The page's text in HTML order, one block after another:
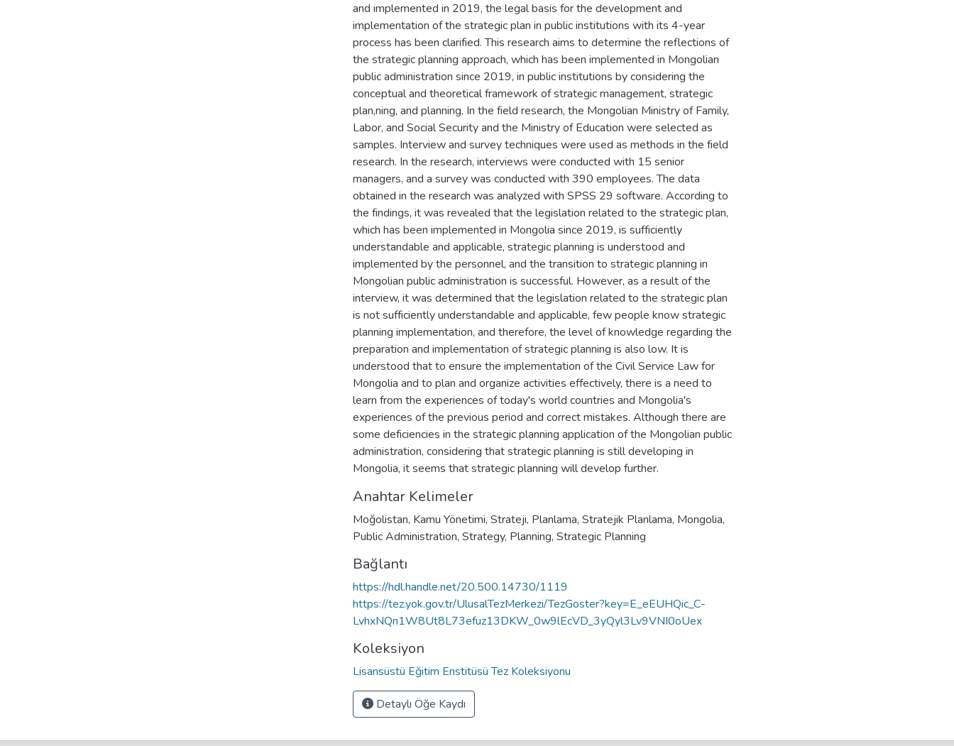
and implemented in 2019, the legal basis for the development and
implementation of the strategic plan in public institutions with its 4-year
process has been clarified. This research aims to determine the reflections of
the strategic planning approach, which has been implemented in Mongolian
public administration since 2019, in public institutions by considering the
conceptual and theoretical framework of strategic management, strategic
plan,ning, and planning. In the field research, the Mongolian Ministry of Family,
Labor, and Social Security and the Ministry of Education were selected as
samples. Interview and survey techniques were used as methods in the field
research. In the research, interviews were conducted with 15 senior
managers, and a survey was conducted with 390 employees. The data
obtained in the research was analyzed with SPSS 29 software. According to
the findings, it was revealed that the legislation related to the strategic plan,
which has been implemented in Mongolia since 2019, is sufficiently
understandable and applicable, strategic planning is understood and
implemented by the personnel, and the transition to strategic planning in
Mongolian public administration is successful. However, as a result of the
interview, it was determined that the legislation related to the strategic plan
is not sufficiently understandable and applicable, few people know strategic
planning implementation, and therefore, the level of knowledge regarding the
preparation and implementation of strategic planning is also low. It is
understood that to ensure the implementation of the Civil Service Law for
Mongolia and to plan and organize activities effectively, there is a need to
learn from the experiences of today's world countries and Mongolia's
experiences of the previous period and correct mistakes. Although there are
some deficiencies in the strategic planning application of the Mongolian public
administration, considering that strategic planning is still developing in
Mongolia, it seems that strategic planning will develop further.
Anahtar Kelimeler
Moğolistan, Kamu Yönetimi, Strateji, Planlama, Stratejik Planlama, Mongolia,
Public Administration, Strategy, Planning, Strategic Planning
Bağlantı
https://hdl.handle.net/20.500.14730/1119
https://tez.yok.gov.tr/UlusalTezMerkezi/TezGoster?key=E_eEUHQic_C-
LvhxNQn1W8Ut8L73efuz13DKW_0w9lEcVD_3yQyl3Lv9VNI0oUex
Koleksiyon
Lisansüstü Eğitim Enstitüsü Tez Koleksiyonu
Detaylı Öğe Kaydı